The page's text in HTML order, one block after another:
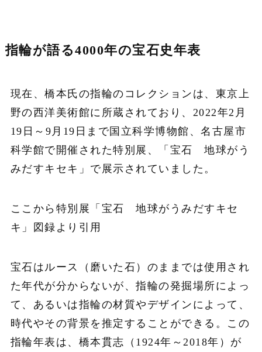
指輪が語る4000年の宝石史年表
現在、橋本氏の指輪のコレクションは、東京上
野の西洋美術館に所蔵されており、2022年2月
19日～9月19日まで国立科学博物館、名古屋市
科学館で開催された特別展、「宝石 地球がう
みだすキセキ」で展示されていました。
ここから特別展「宝石 地球がうみだすキセ
キ」図録より引用
宝石はルース（磨いた石）のままでは使用され
た年代が分からないが、指輪の発掘場所によっ
て、あるいは指輪の材質やデザインによって、
時代やその背景を推定することができる。この
指輪年表は、橋本貫志（1924年～2018年）が